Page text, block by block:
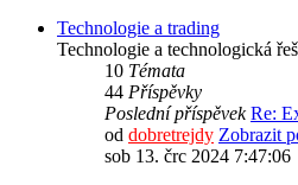
Technologie a trading
Technologie a technologická
10 Témata
44 Příspěvky
Poslední příspěvek Re:
od dobretrejdy Zobrazit
sob 13. črc 2024 7:47:06